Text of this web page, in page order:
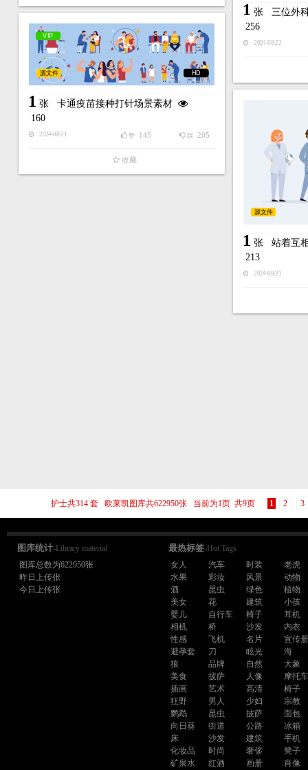
1 张 三位外
256
2024-08-22
VIP
HD
源文件
1 张 卡通疫苗接种打针场景素材
160
2024-08-21 踩 205
赞 145
收藏
源文件
1 张 站着互
213
2024-08-21
护士共314 套 欧莱凯图库共622950张 当前为1页 共9页 1 2 3
图库统计-Library material
图库总数为622950张
昨日上传张
今日上传张
最热标签-Hot Tags
女人
汽车 时装
老虎
水果
彩妆 风景
动物
酒
昆虫 绿色
植物
美女
花 建筑
小孩
婴儿
自行车 椅子
耳机
相机
桥 沙发
内衣
性感
飞机 名片
宣传册
避孕套
刀 眩光
海
狼
品牌 自然
大象
美食
披萨 人像
摩托车
插画
艺术 高清
椅子
狂野
男人 少妇
宗教
鹦鹉
昆虫 披萨
面包
向日葵
街道 公路
冰箱
床
沙发 建筑
手机
化妆品
时尚 奢侈
凳子
矿泉水
红酒 画册
肖像